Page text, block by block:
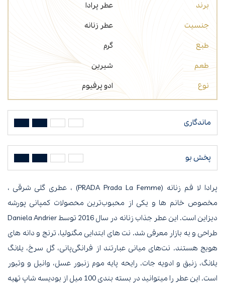
برند
عطر پرادا
جنسیت
عطر زنانه
طبع
گرم
طعم
شیرین
نوع
ادو پرفیوم
ماندگاری
پخش بو
پرادا لا فم زنانه (PRADA Prada La Femme) ، عطری گلی شرقی ،
مخصوص خانم ها و یکی از محبوب‌ترین محصولات کمپانی پورشه
دیزاین است. این عطر جذاب زنانه در سال 2016 توسط Daniela Andrier
طراحی و به بازار معرفی شد. نت های ابتدایی مگنولیا، ترنج و دانه های
هویج هستند. نت‌های میانی عبارتند از فرانگی‌پانی، گل سرخ، یلانگ
یلانگ، زنبق و ادویه جات. رایحه پایه موم زنبور عسل، وانیل و وتیور
است. این عطر را میتوانید در بسته بندی 100 میل از بودیسه شاپ تهیه